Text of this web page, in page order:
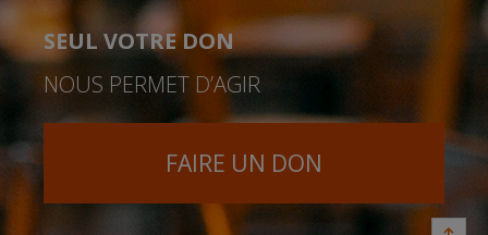
SEUL VOTRE DON
NOUS PERMET D’AGIR
FAIRE UN DON